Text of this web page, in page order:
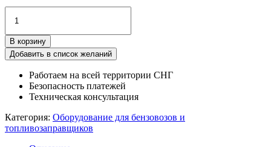
товара
Держатель
для
знака
груз»
В корзину
Добавить в список желаний
Работаем на всей территории СНГ
Безопасность платежей
Техническая консультация
Категория: Оборудование для бензовозов и
топливозаправщиков